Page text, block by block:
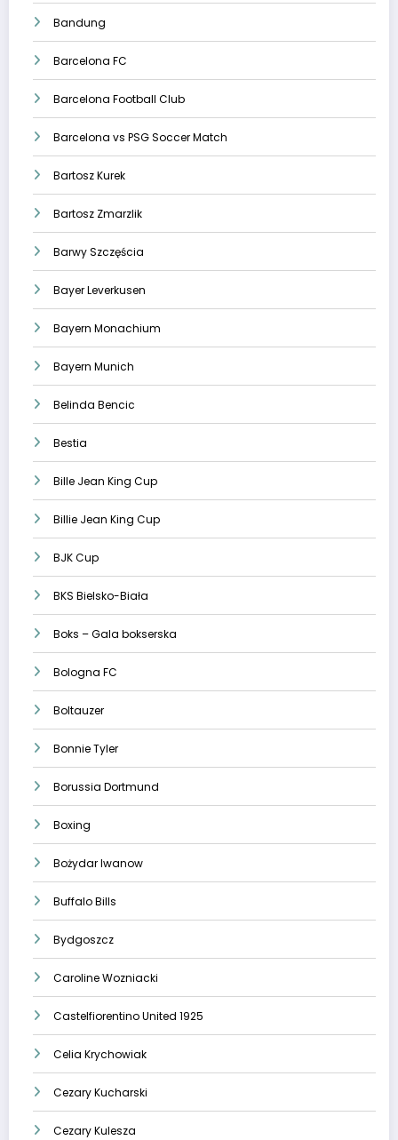
Bandung
Barcelona FC
Barcelona Football Club
Barcelona vs PSG Soccer Match
Bartosz Kurek
Bartosz Zmarzlik
Barwy Szczęścia
Bayer Leverkusen
Bayern Monachium
Bayern Munich
Belinda Bencic
Bestia
Bille Jean King Cup
Billie Jean King Cup
BJK Cup
BKS Bielsko-Biała
Boks – Gala bokserska
Bologna FC
Boltauzer
Bonnie Tyler
Borussia Dortmund
Boxing
Bożydar Iwanow
Buffalo Bills
Bydgoszcz
Caroline Wozniacki
Castelfiorentino United 1925
Celia Krychowiak
Cezary Kucharski
Cezary Kulesza